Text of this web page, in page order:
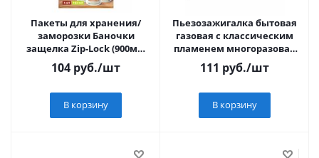
Пакеты для хранения/
заморозки Баночки
защелка Zip-Lock (900мл)
3шт/уп, цена за уп,
SIL1BAN, Komfi
104 руб./шт
В корзину
Пьезозажигалка бытовая
газовая с классическим
пламенем многоразовая
(1 шт.) зеленая СК-302W с
гибким
111 руб./шт
В корзину